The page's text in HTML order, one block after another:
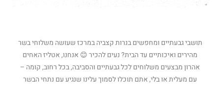
תושבי גבעתיים ומחפשים בנרות קצביה במרכז שעושה משלוחי בשר
מהירים ואיכותיים עד הבית? נעים להכיר 😊 אנחנו, אטליז האחים
אהרון מבצעים משלוחים לכל גבעתיים והסביבה, בכל רחוב, קומה –
עם מעלית או בלי, אתם תוכלו לסמוך עלינו שנגיע עם נתחי הבשר